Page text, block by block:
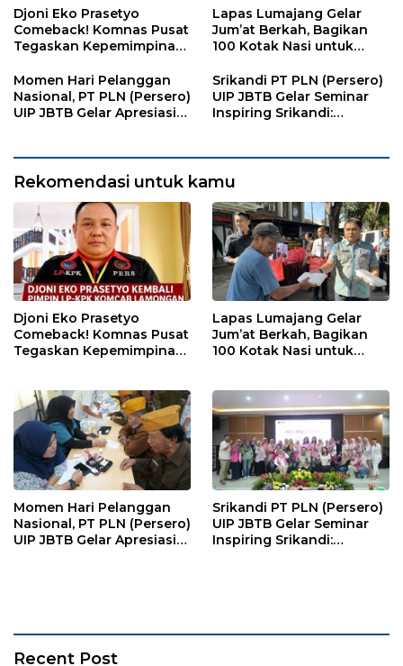
Djoni Eko Prasetyo
Comeback! Komnas Pusat
Tegaskan Kepemimpinan
Lapas Lumajang Gelar
Jum’at Berkah, Bagikan
100 Kotak Nasi untuk
Momen Hari Pelanggan
Nasional, PT PLN (Persero)
UIP JBTB Gelar Apresiasi
Keluarga Veteran dengan
YBM PT PLN
Srikandi PT PLN (Persero)
UIP JBTB Gelar Seminar
Inspiring Srikandi:
Anak dalam Menghadapi
Transformasi Energi
Rekomendasi untuk kamu
Djoni Eko Prasetyo
Comeback! Komnas Pusat
Tegaskan Kepemimpinan
Lapas Lumajang Gelar
Jum’at Berkah, Bagikan
100 Kotak Nasi untuk
Momen Hari Pelanggan
Nasional, PT PLN (Persero)
UIP JBTB Gelar Apresiasi
Srikandi PT PLN (Persero)
UIP JBTB Gelar Seminar
Inspiring Srikandi:
Recent Post